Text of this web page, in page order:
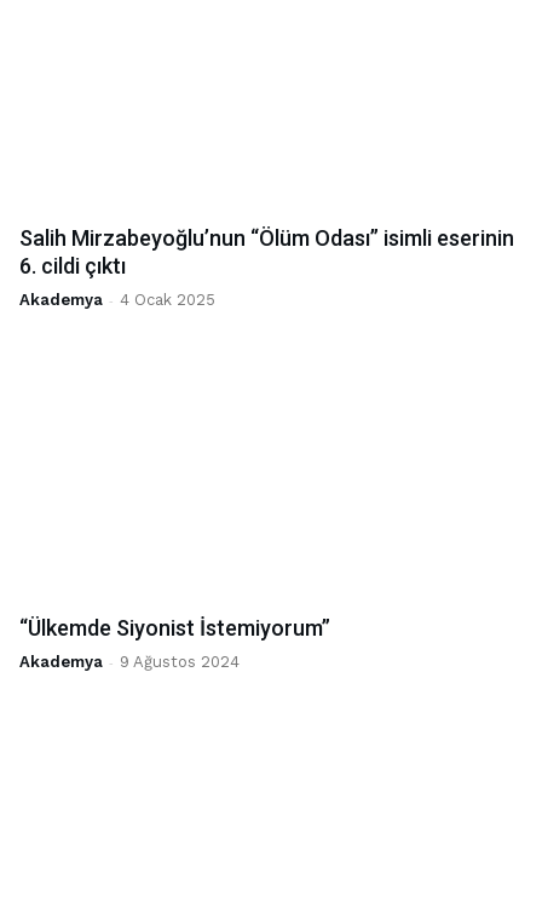
Salih Mirzabeyoğlu’nun “Ölüm Odası” isimli eserinin
6. cildi çıktı
Akademya - 4 Ocak 2025
“Ülkemde Siyonist İstemiyorum”
Akademya - 9 Ağustos 2024